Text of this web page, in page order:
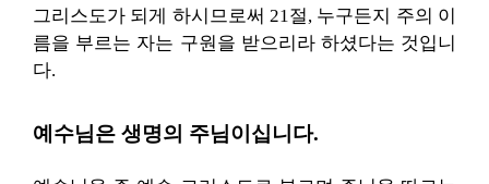
그리스도가 되게 하시므로써 21절, 누구든지 주의 이
름을 부르는 자는 구원을 받으리라 하셨다는 것입니
다.
예수님은 생명의 주님이십니다.